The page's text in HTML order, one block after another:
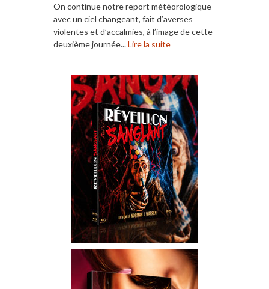
On continue notre report météorologique
avec un ciel changeant, fait d’averses
violentes et d’accalmies, à l’image de cette
deuxième journée...Lire la suite